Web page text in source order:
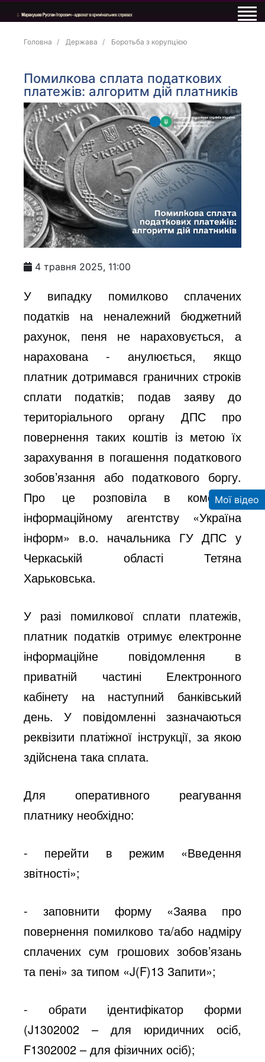
Головна Держава Боротьба з корупцією
Помилкова сплата податкових
платежів: алгоритм дій платників
4 травня 2025, 11:00
У випадку помилково сплачених
податків на неналежний бюджетний
рахунок, пеня не нараховується, а
нарахована - анулюється, якщо
платник дотримався граничних строків
сплати податків; подав заяву до
територіального органу ДПС про
повернення таких коштів із метою їх
зарахування в погашення податкового
зобов’язання або податкового боргу.
Про це розповіла в коментарі
інформаційному агентству «Україна
інформ» в.о. начальника ГУ ДПС у
Черкаській області Тетяна
Харьковська.
У разі помилкової сплати платежів,
платник податків отримує електронне
інформаційне повідомлення в
приватній частині Електронного
кабінету на наступний банківський
день. У повідомленні зазначаються
реквізити платіжної інструкції, за якою
здійснена така сплата.
Для оперативного реагування
платнику необхідно:
- перейти в режим «Введення
звітності»;
- заповнити форму «Заява про
повернення помилково та/або надміру
сплачених сум грошових зобов’язань
та пені» за типом «J(F)13 Запити»;
- обрати ідентифікатор форми
(J1302002 – для юридичних осіб,
F1302002 – для фізичних осіб);
Мої відео